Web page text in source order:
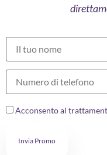
Acconsento al
Invia Promo